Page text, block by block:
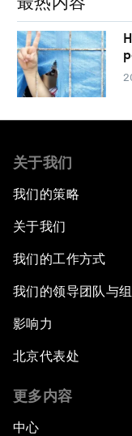
关于我们
我们的策略
关于我们
我们的工作方式
我们的领导团队与
影响力
北京代表处
更多内容
中心